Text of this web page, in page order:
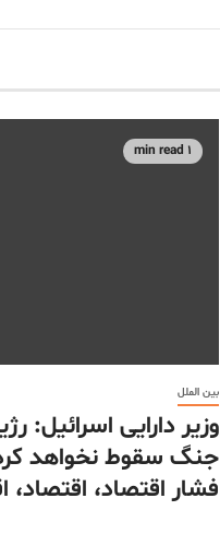
1 min read
بین الملل
وزیر دارایی اسرائیل:
جنگ سقوط نخواهد
فشار اقتصاد، اقتصاد،